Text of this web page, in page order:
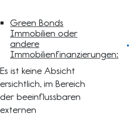
Green Bonds
Immobilien oder
andere
Immobilienfinanzierungen:
Es ist keine Absicht
ersichtlich, im Bereich
der beeinflussbaren
externen